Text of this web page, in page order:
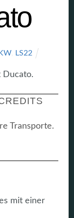
, LS22
Ducato.
Transporte.
mit einer